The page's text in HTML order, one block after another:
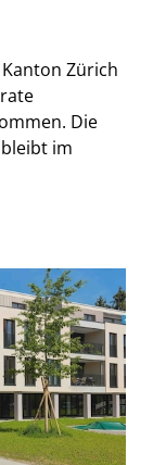
Zürich
Die
im